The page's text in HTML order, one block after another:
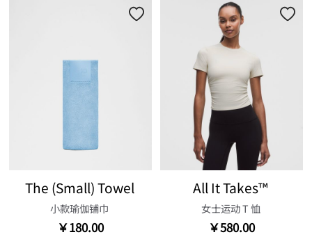
The (Small) Towel
小款瑜伽铺巾
￥180.00
All It Takes™
女士运动 T 恤
￥580.00